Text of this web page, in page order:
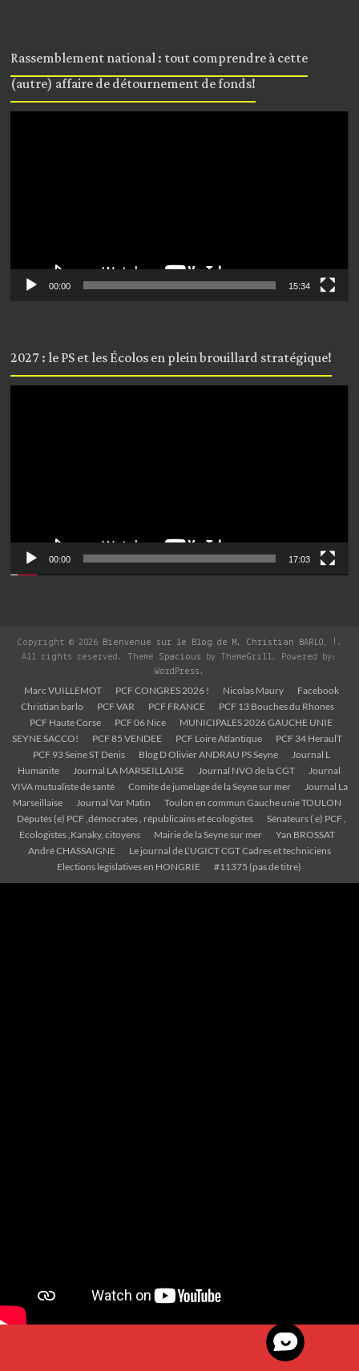
Rassemblement national : tout comprendre à cette
(autre) affaire de détournement de fonds!
00:00 15:34
2027 : le PS et les Écolos en plein brouillard stratégique!
00:00 17:03
Copyright © 2026 Bienvenue sur le Blog de M. Christian BARLO, ! .
All rights reserved. Theme Spacious
by ThemeGrill. Powered by:
WordPress .
Marc VUILLEMOT PCF CONGRES 2026 ! Nicolas Maury
Facebook
Christian barlo
PCF VAR PCF FRANCE
PCF 13 Bouches du Rhones
PCF Haute Corse
PCF 06 Nice
MUNICIPALES 2026 GAUCHE UNIE
SEYNE SACCO!
PCF 85 VENDEE PCF Loire Atlantique
PCF 34 HeraulT
PCF 93 Seine ST Denis
Blog D Olivier ANDRAU PS Seyne
Journal L
Humanite
Journal LA MARSEILLAISE Journal NVO de la CGT
Journal
VIVA mutualiste de santé
Comite de jumelage de la Seyne sur mer
Journal La
Marseillaise
Journal Var Matin
Toulon en commun Gauche unie TOULON
Députés (e) PCF ,démocrates , républicains et écologistes
Sénateurs ( e) PCF ,
Ecologistes ,Kanaky, citoyens
Mairie de la Seyne sur mer
Yan BROSSAT
André CHASSAIGNE
Le journal de L’UGICT CGT Cadres et techniciens
Elections legislatives en HONGRIE
#11375 (pas de titre)